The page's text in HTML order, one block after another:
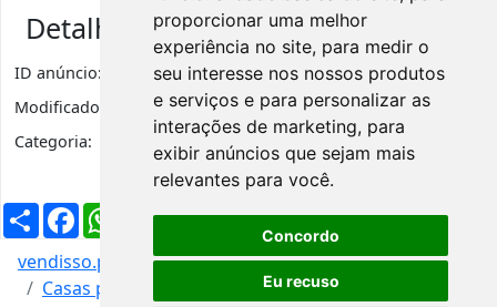
proporcionar uma melhor
experiência no site, para medir o
seu interesse nos nossos produtos
e serviços e para personalizar as
interações de marketing, para
exibir anúncios que sejam mais
relevantes para você.
Concordo
Eu recuso
Detalhes de anúncio
ID anúncio: 1776 Visualizações
597
Modificado:
6 anos
Categoria:
Casas para Férias
PartilharFacebookWhatsApp
X LinkedInTelegramPinterest
Email
vendisso.pt Resultados
Imóveis
Casas para Férias
Casa férias de Sesimbra